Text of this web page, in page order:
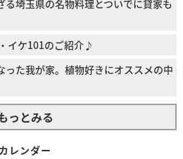
る埼玉県の名物料理とついでに貸家も
イケ101のご紹介♪
った我が家。植物好きにオススメの中
っとみる
カレンダー